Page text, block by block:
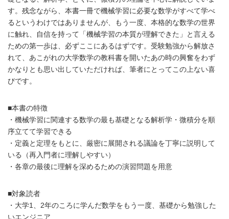
す。残念ながら、本書一冊で機械学習に必要な数学がすべて学べ
るというわけではありませんが、もう一度、本格的な数学の世界
に触れ、自信を持って「機械学習の本質が理解できた」と言える
ための第一歩は、必ずここにあるはずです。受験勉強から解放さ
れて、あこがれの大学数学の教科書を開いたあの時の興奮をわず
かなりとも思い出していただければ、筆者にとってこの上ない喜
びです。
■本書の特徴
・機械学習に関連する数学の最も基礎となる解析学・微積分を順
序立てて学習できる
・定義と定理をもとに、厳密に展開される議論を丁寧に説明して
いる（再入門者に理解しやすい）
・各章の最後に理解を深めるための演習問題を用意
■対象読者
・大学1、2年のころに学んだ数学をもう一度、基礎から勉強した
いエンジニア